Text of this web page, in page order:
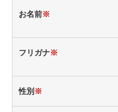
お名前※
フリガナ※
性別 ※